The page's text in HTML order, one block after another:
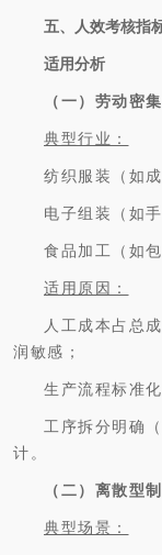
五、人效考核指
适用分析
（一）劳动密
典型行业：
纺织服装（如
电子组装（如
食品加工（如
适用原因：
人工成本占总
润敏感；
生产流程标准
工序拆分明确
计。
（二）离散型
典型场景：